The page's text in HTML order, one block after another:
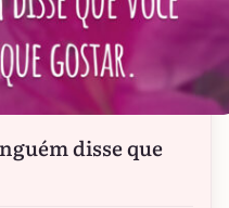
disse que